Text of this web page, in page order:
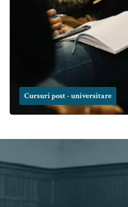
Cursuri post - universitare